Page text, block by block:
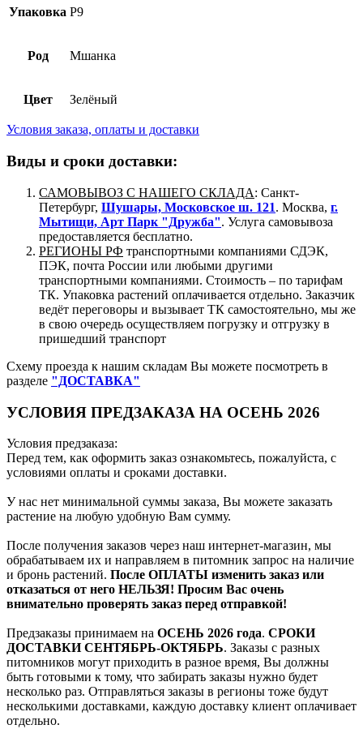
Упаковка P9
Род Мшанка
Цвет Зелёный
Условия заказа, оплаты и доставки
Виды и сроки доставки:
САМОВЫВОЗ С НАШЕГО СКЛАДА: Санкт-
Петербург, Шушары, Московское ш. 121. Москва, г.
Мытищи, Арт Парк "Дружба". Услуга самовывоза
предоставляется бесплатно.
РЕГИОНЫ РФ транспортными компаниями СДЭК,
ПЭК, почта России или любыми другими
транспортными компаниями. Стоимость – по тарифам
ТК. Упаковка растений оплачивается отдельно. Заказчик
ведёт переговоры и вызывает ТК самостоятельно, мы же
в свою очередь осуществляем погрузку и отгрузку в
пришедший транспорт
Схему проезда к нашим складам Вы можете посмотреть в
разделе "ДОСТАВКА"
УСЛОВИЯ ПРЕДЗАКАЗА НА ОСЕНЬ 2026
Условия предзаказа:
Перед тем, как оформить заказ ознакомьтесь, пожалуйста, с
условиями оплаты и сроками доставки.
У нас нет минимальной суммы заказа, Вы можете заказать
растение на любую удобную Вам сумму.
После получения заказов через наш интернет-магазин, мы
обрабатываем их и направляем в питомник запрос на наличие
и бронь растений. После ОПЛАТЫ изменить заказ или
отказаться от него НЕЛЬЗЯ! Просим Вас очень
внимательно проверять заказ перед отправкой!
Предзаказы принимаем на ОСЕНЬ 2026 года. СРОКИ
ДОСТАВКИ СЕНТЯБРЬ-ОКТЯБРЬ. Заказы с разных
питомников могут приходить в разное время, Вы должны
быть готовыми к тому, что забирать заказы нужно будет
несколько раз. Отправляться заказы в регионы тоже будут
несколькими доставками, каждую доставку клиент оплачивает
отдельно.